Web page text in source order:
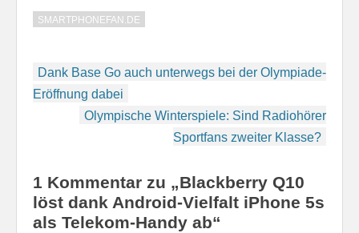
SMARTPHONEFAN.DE
Beitragsnavigation
Dank Base Go auch unterwegs bei der Olympiade-
Eröffnung dabei
Olympische Winterspiele: Sind Radiohörer
Sportfans zweiter Klasse?
1 Kommentar zu „Blackberry Q10
löst dank Android-Vielfalt iPhone 5s
als Telekom-Handy ab“